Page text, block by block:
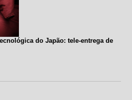
do Japão: tele-entrega de